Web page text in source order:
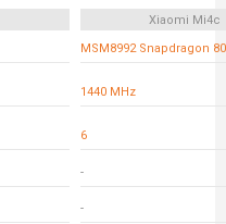
Xiaomi Mi4c
MSM8992 Snapdragon
1440 MHz
6
-
-